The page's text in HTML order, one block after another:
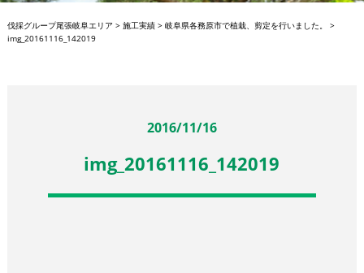
伐採グループ尾張岐阜エリア > 施工実績> 岐阜県各務原市で植栽、剪定を行いました。
>
img_20161116_142019
2016/11/16
img_20161116_142019